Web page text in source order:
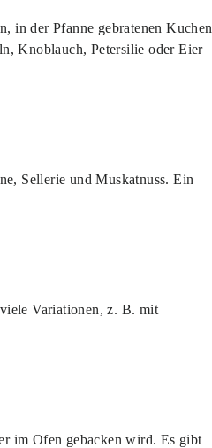
in der Pfanne gebratenen Kuchen
Knoblauch, Petersilie oder Eier
Sellerie und Muskatnuss. Ein
Variationen, z. B. mit
im Ofen gebacken wird. Es gibt